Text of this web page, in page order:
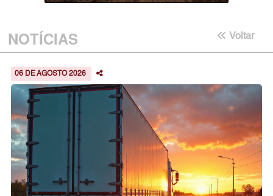
NOTÍCIAS Voltar
06 DE AGOSTO 2026